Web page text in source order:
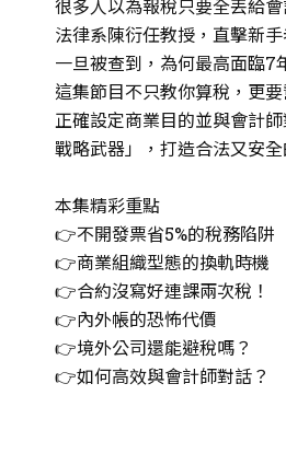
很多人以為報稅只要全丟給
法律系陳衍任教授，直擊新
一旦被查到，為何最高面臨7
這集節目不只教你算稅，更
正確設定商業目的並與會計
戰略武器」，打造合法又安全
本集精彩重點
👉不開發票省5%的稅務陷阱
👉商業組織型態的換軌時機
👉合約沒寫好連課兩次稅！
👉內外帳的恐怖代價
👉境外公司還能避稅嗎？
👉如何高效與會計師對話？